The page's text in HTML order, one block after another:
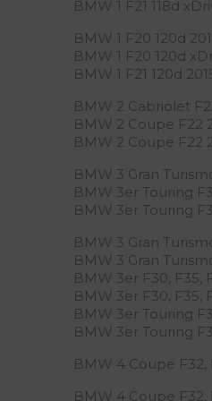
BMW 1 F21 118d
BMW 1 F20 120d
BMW 1 F20 120d
BMW 1 F21 120d
BMW 2 Cabriolet
BMW 2 Coupe F22
BMW 2 Coupe F22
BMW 3 Gran
BMW 3er Touring
BMW 3er Touring
BMW 3 Gran
BMW 3 Gran
BMW 3er F30, F35,
BMW 3er F30, F35,
BMW 3er Touring
BMW 3er Touring
BMW 4 Coupe F32,
BMW 4 Coupe F32,